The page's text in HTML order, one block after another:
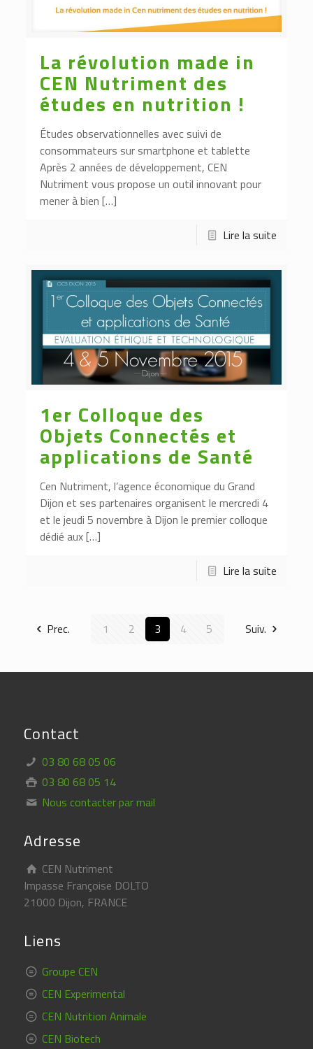
La révolution made in
CEN Nutriment des
études en nutrition !
Études observationnelles avec suivi de
consommateurs sur smartphone et tablette
Après 2 années de développement, CEN
Nutriment vous propose un outil innovant pour
mener à bien […]
Lire la suite
1er Colloque des
Objets Connectés et
applications de Santé
Cen Nutriment, l’agence économique du Grand
Dijon et ses partenaires organisent le mercredi 4
et le jeudi 5 novembre à Dijon le premier colloque
dédié aux […]
Lire la suite
Prec. 1 2 3 4 5 Suiv.
Contact
03 80 68 05 06
03 80 68 05 14
Nous contacter par mail
Adresse
CEN Nutriment
Impasse Françoise DOLTO
21000 Dijon, FRANCE
Liens
Groupe CEN
CEN Experimental
CEN Nutrition Animale
CEN Biotech